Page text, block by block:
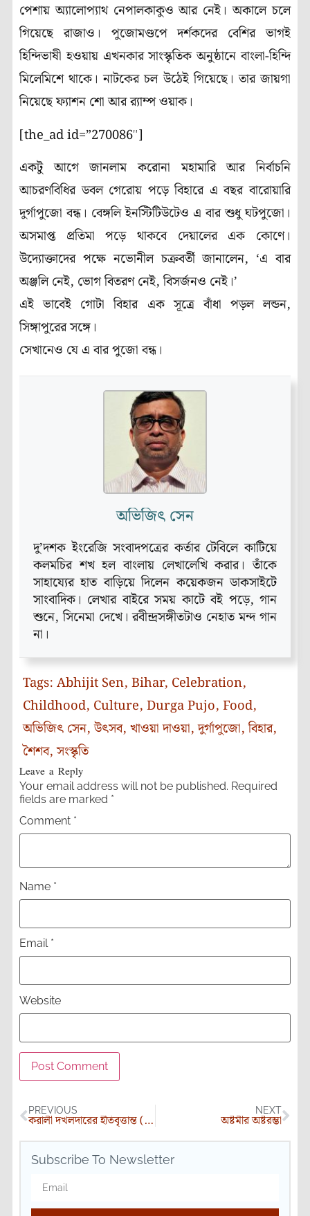
পেশায় অ্যালোপ্যাথ নেপালকাকুও আর নেই। অকালে চলে
গিয়েছে রাজাও। পুজোমণ্ডপে দর্শকদের বেশির ভাগই
হিন্দিভাষী হওয়ায় এখনকার সাংস্কৃতিক অনুষ্ঠানে বাংলা-হিন্দি
মিলেমিশে থাকে। নাটকের চল উঠেই গিয়েছে। তার জায়গা
নিয়েছে ফ্যাশন শো আর র‍্যাম্প ওয়াক।
[the_ad id=”270086″]
একটু আগে জানলাম করোনা মহামারি আর নির্বাচনি
আচরণবিধির ডবল গেরোয় পড়ে বিহারে এ বছর বারোয়ারি
দুর্গাপুজো বন্ধ। বেঙ্গলি ইনস্টিটিউটেও এ বার শুধু ঘটপুজো।
অসমাপ্ত প্রতিমা পড়ে থাকবে দেয়ালের এক কোণে।
উদ্যোক্তাদের পক্ষে নভোনীল চক্রবর্তী জানালেন, ‘এ বার
অঞ্জলি নেই, ভোগ বিতরণ নেই, বিসর্জনও নেই।’
এই ভাবেই গোটা বিহার এক সূত্রে বাঁধা পড়ল লন্ডন,
সিঙ্গাপুরের সঙ্গে।
সেখানেও যে এ বার পুজো বন্ধ।
অভিজিৎ সেন
দু’দশক ইংরেজি সংবাদপত্রের কর্তার টেবিলে কাটিয়ে
কলমচির শখ হল বাংলায় লেখালেখি করার। তাঁকে
সাহায্যের হাত বাড়িয়ে দিলেন কয়েকজন ডাকসাইটে
সাংবাদিক। লেখার বাইরে সময় কাটে বই পড়ে, গান
শুনে, সিনেমা দেখে। রবীন্দ্রসঙ্গীতটাও নেহাত মন্দ গান
না।
Tags: Abhijit Sen, Bihar, Celebration,
Childhood, Culture, Durga Pujo, Food,
অভিজিৎ সেন,উৎসব, খাওয়া দাওয়া,দুর্গাপুজো,বিহার,
শৈশব,সংস্কৃতি
Leave a Reply
Your email address will not be published. Required
fields are marked *
Comment *
Name *
Email *
Website
PREVIOUS
করালী দখলদারের ইতিবৃত্তান্ত (গল্প)
NEXT
অষ্টমীর অষ্টরম্ভা
Subscribe To Newsletter